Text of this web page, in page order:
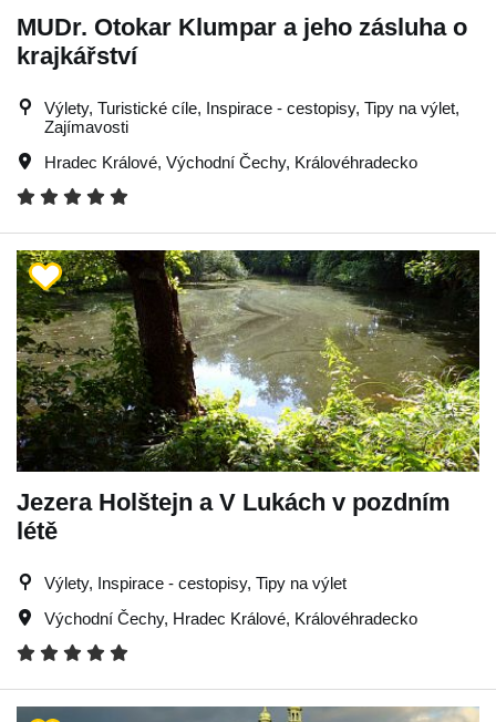
MUDr. Otokar Klumpar a jeho zásluha o
krajkářství
Výlety, Turistické cíle, Inspirace - cestopisy, Tipy na výlet,
Zajímavosti
Hradec Králové, Východní Čechy, Královéhradecko
Jezera Holštejn a V Lukách v pozdním
létě
Výlety, Inspirace - cestopisy, Tipy na výlet
Východní Čechy, Hradec Králové, Královéhradecko